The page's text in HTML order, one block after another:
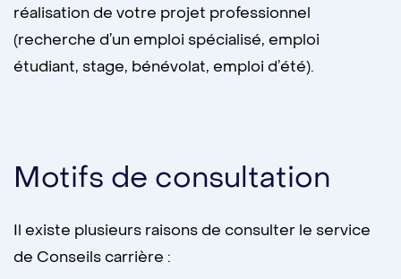
réalisation de votre projet professionnel
(recherche d’un emploi spécialisé, emploi
étudiant, stage, bénévolat, emploi d’été).
Motifs de consultation
Il existe plusieurs raisons de consulter le service
de Conseils carrière :